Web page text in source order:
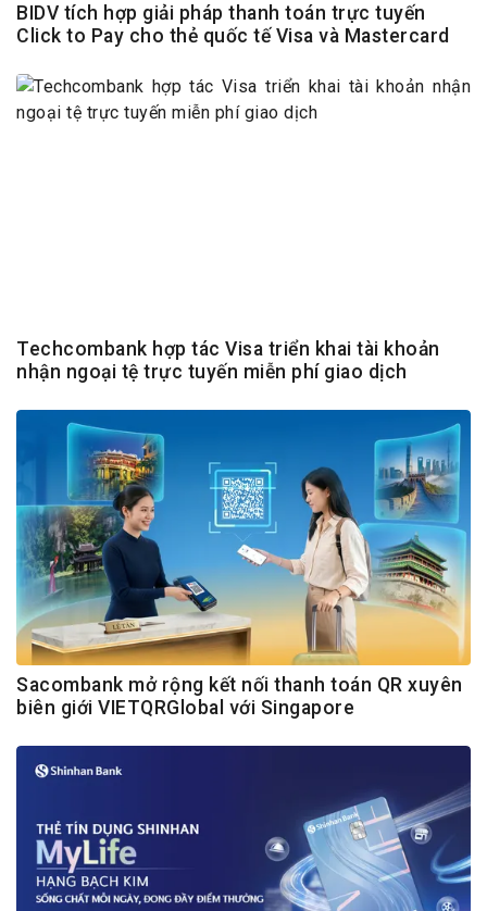
BIDV tích hợp giải pháp thanh toán trực tuyến
Click to Pay cho thẻ quốc tế Visa và Mastercard
Techcombank hợp tác Visa triển khai tài khoản
nhận ngoại tệ trực tuyến miễn phí giao dịch
Sacombank mở rộng kết nối thanh toán QR xuyên
biên giới VIETQRGlobal với Singapore